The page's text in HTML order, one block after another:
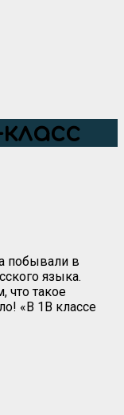
побывали в
языка.
что такое
«В 1В классе